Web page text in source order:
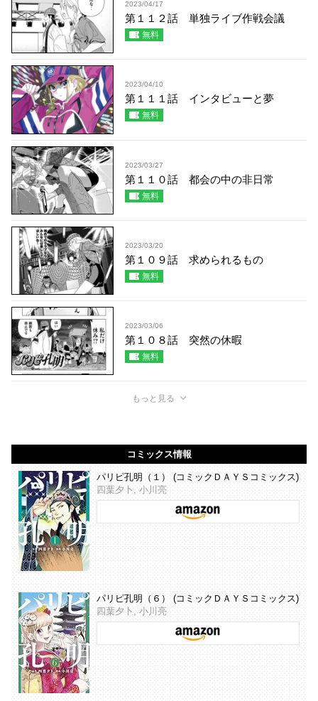
2023/04/17
第１１２話 単独ライブ作戦会議
無料
2023/04/10
第１１１話 インタビューと夢
無料
2023/03/27
第１１０話 都会の中の非日常
無料
2023/03/20
第１０９話 求められるもの
無料
2023/03/06
第１０８話 突然の休暇
無料
もっと見る
コミックス情報
パリピ孔明（１） (コミックＤＡＹＳコミックス)
四葉夕卜, 小川亮
パリピ孔明（６） (コミックＤＡＹＳコミックス)
四葉夕卜, 小川亮